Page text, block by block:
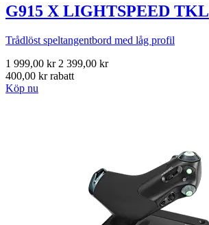
G915 X LIGHTSPEED TKL
Trådlöst speltangentbord med låg profil
1 999,00 kr 2 399,00 kr
400,00 kr rabatt
Köp nu